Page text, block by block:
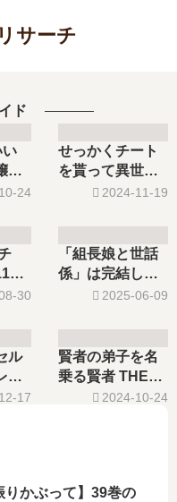
サーチ
ド
で
24
せっかくチート
を貰って異世界
に転移したん
11巻の発売日は
いつ？完結し
2024-11-19
巻
30
「組長娘と世話
係」は完結し
た？最新刊14巻
は？
2025-06-09
ル
ベ
17
賢者の弟子を名
乗る賢者 THE
COMIC【最新
2024-10-24
りかぶって】39巻の